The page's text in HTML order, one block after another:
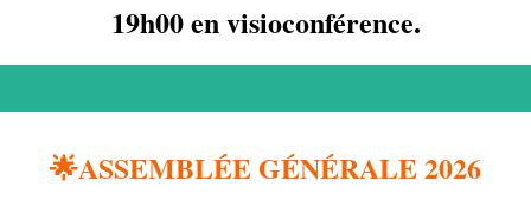
19h00 en visioconférence.
🌟ASSEMBLÉE GÉNÉRALE 2026